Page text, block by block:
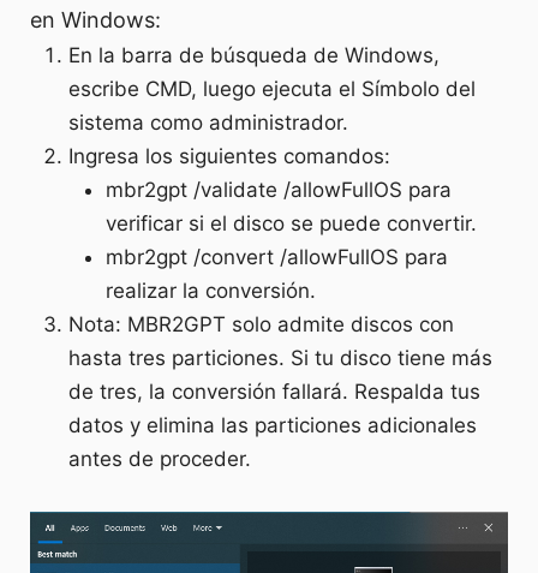
en Windows:
En la barra de búsqueda de Windows,
escribe CMD, luego ejecuta el Símbolo del
sistema como administrador.
Ingresa los siguientes comandos:
mbr2gpt /validate /allowFullOS para
verificar si el disco se puede convertir.
mbr2gpt /convert /allowFullOS para
realizar la conversión.
Nota: MBR2GPT solo admite discos con
hasta tres particiones. Si tu disco tiene más
de tres, la conversión fallará. Respalda tus
datos y elimina las particiones adicionales
antes de proceder.